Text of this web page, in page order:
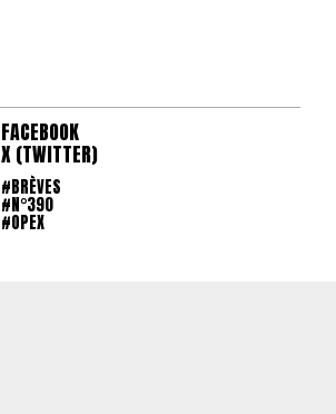
FACEBOOK
X (TWITTER)
#BRÈVES
#N°390
#OPEX